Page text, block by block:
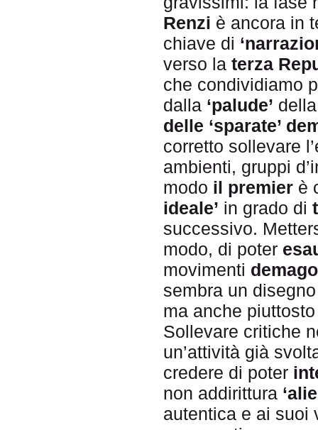
Renzi è ancora in
chiave di
verso la terza
che condividiamo
dalla ‘palude’
delle ‘sparate’
corretto sollevare
ambienti, gruppi
modo il premier è
ideale’ in grado di
successivo.
modo, di poter
movimenti
sembra un
ma anche
Sollevare critiche
un’attività già
credere di poter
non addirittura
autentica e ai suoi